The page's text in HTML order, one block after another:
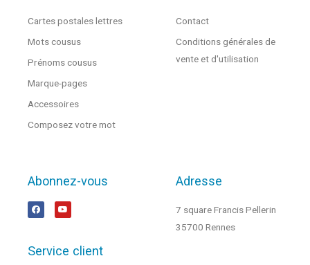
Cartes postales lettres
Mots cousus
Prénoms cousus
Marque-pages
Accessoires
Composez votre mot
Contact
Conditions générales de
vente et d'utilisation
Abonnez-vous
Service client
Adresse
7 square Francis Pellerin
35700 Rennes